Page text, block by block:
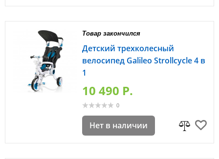
Товар закончился
Детский трехколесный
велосипед Galileo Strollcycle 4 в
1
10 490 P.
0
Нет в наличии